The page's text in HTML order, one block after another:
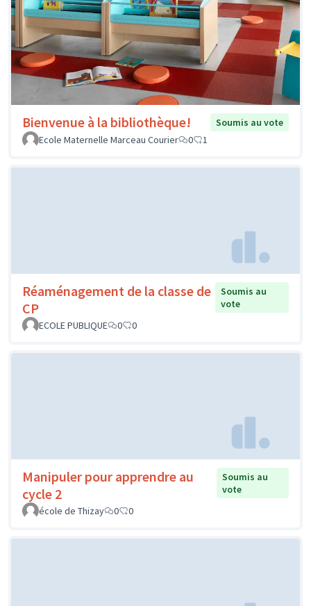
Bienvenue à la bibliothèque!
Soumis au vote
Ecole Maternelle Marceau Courier
0 1
Réaménagement de la classe de
CP
Soumis au
vote
ECOLE PUBLIQUE
0 0
Manipuler pour apprendre au
cycle 2
Soumis au
vote
école de Thizay
0 0